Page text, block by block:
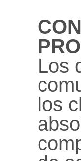
Los
los